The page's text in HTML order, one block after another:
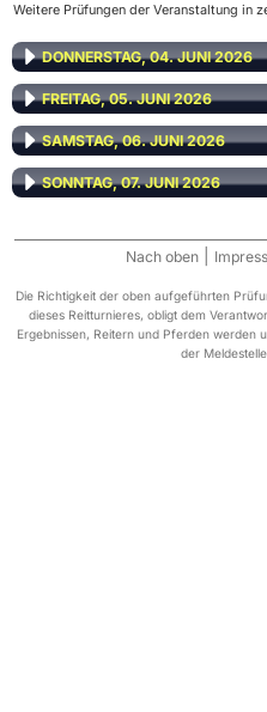
Weitere Prüfungen der Veranstaltung in
DONNERSTAG, 04. JUNI 2026
FREITAG, 05. JUNI 2026
SAMSTAG, 06. JUNI 2026
SONNTAG, 07. JUNI 2026
Nach oben
Die Richtigkeit der oben aufgeführten
dieses Reitturnieres, obligt dem
Ergebnissen, Reitern und Pferden werden
der